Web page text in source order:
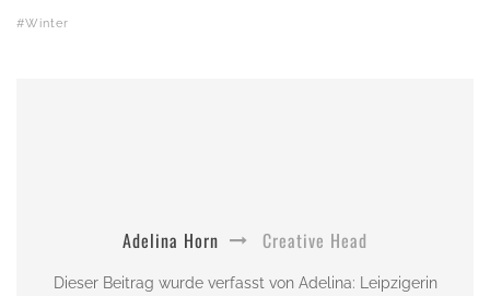
Winter
Adelina Horn Creative Head
Dieser Beitrag wurde verfasst von Adelina: Leipzigerin